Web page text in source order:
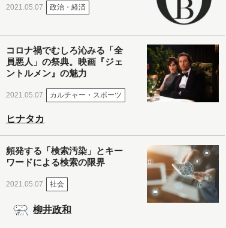
2021.05.07 政治・経済
コロナ禍でむしろ沁みる「全
員悪人」の祭典。映画『ジェ
ントルメン』の魅力
2021.05.07 カルチャー・スポーツ
ヒナタカ
頻発する「検索汚染」とキー
ワードによる検索の限界
2021.05.07 社会
柳井政和